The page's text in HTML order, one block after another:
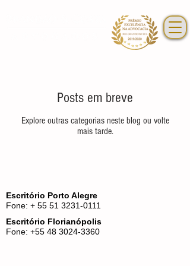
Posts em breve
Explore outras categorias neste blog ou volte
mais tarde.
Escritório Porto Alegre
Fone: + 55 51 3231-0111
Escritório Florianópolis
Fone: +55 48 3024-3360